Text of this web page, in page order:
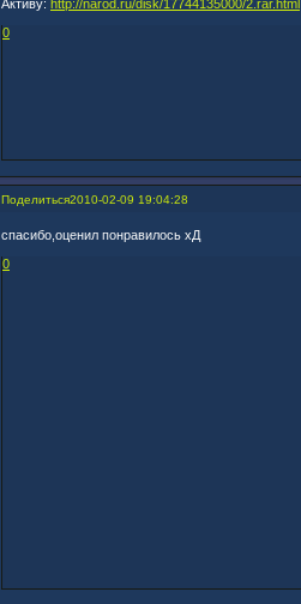
Активу:http://narod.ru/disk/17744135000/2.rar.html
0
Поделиться2010-02-09 19:04:28
спасибо,оценил понравилось хД
0